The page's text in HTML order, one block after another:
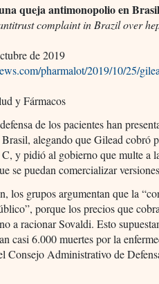
queja antimonopolio en
complaint in Brazil over
de 2019
pharmalot/2019/10/25/
y Fármacos
de los pacientes han
alegando que Gilead cobró
y pidió al gobierno que multe a
se puedan comercializar
los grupos argumentan que la
porque los precios que
a racionar Sovaldi. Esto
casi 6.000 muertes por la
Consejo Administrativo de